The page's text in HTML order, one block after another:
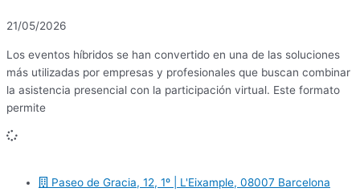
21/05/2026
Los eventos híbridos se han convertido en una de las soluciones
más utilizadas por empresas y profesionales que buscan combinar
la asistencia presencial con la participación virtual. Este formato
permite
Paseo de Gracia, 12, 1º | L'Eixample, 08007 Barcelona